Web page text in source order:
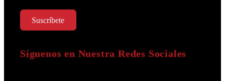
Suscríbete
Síguenos en Nuestra Redes Sociales